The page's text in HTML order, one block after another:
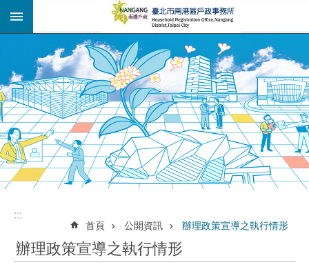
跳到主要內容區塊
:::
:::
首頁 公開資訊 辦理政策宣導之執行情形
辦理政策宣導之執行情形